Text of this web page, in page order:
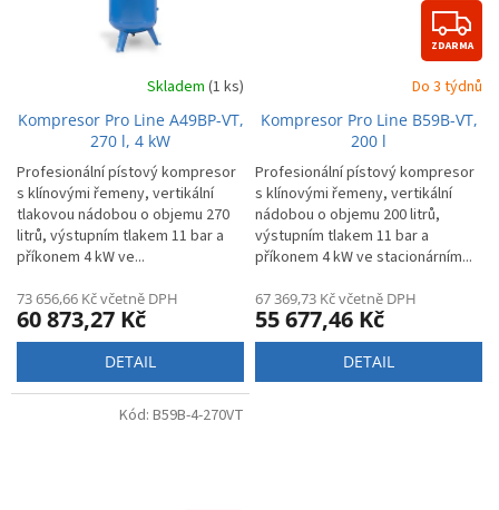
Skladem (1 ks)
Kompresor Pro Line A49BP-VT,
270 l, 4 kW
Profesionální pístový kompresor
s klínovými řemeny, vertikální
tlakovou nádobou o objemu 270
litrů, výstupním tlakem 11 bar a
příkonem 4 kW ve...
73 656,66 Kč včetně DPH
60 873,27 Kč
DETAIL
Z
D
A
R
ZDARMA
Do 3 týdnů
Kompresor Pro Line B59B-VT,
200 l
Profesionální pístový kompresor
s klínovými řemeny, vertikální
nádobou o objemu 200 litrů,
výstupním tlakem 11 bar a
příkonem 4 kW ve stacionárním...
67 369,73 Kč včetně DPH
55 677,46 Kč
DETAIL
Kód: B59B-4-270VT